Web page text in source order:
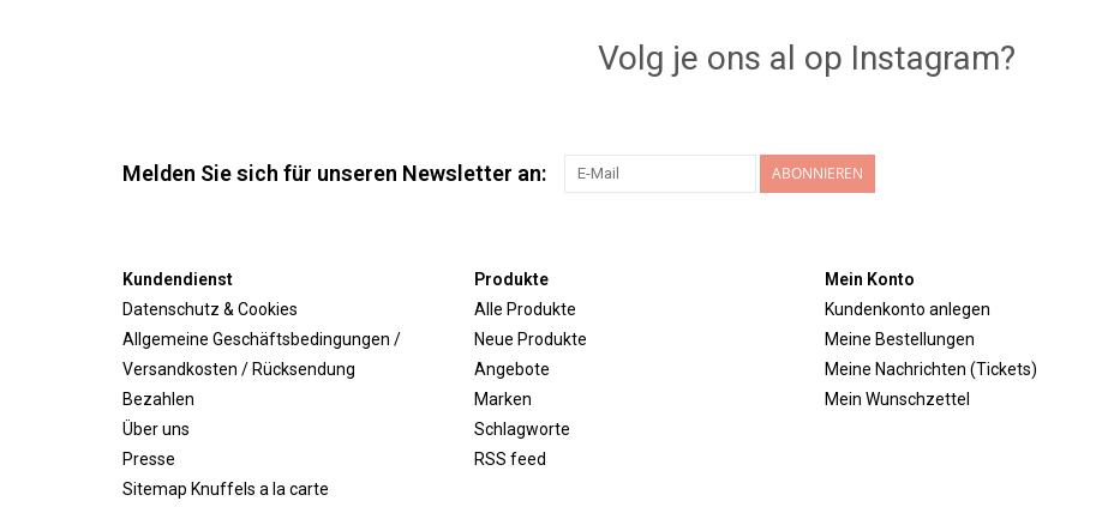
Volg je ons al op Instagram?
Melden Sie sich für unseren Newsletter an: ABONNIEREN
Kundendienst
Datenschutz & Cookies
Allgemeine Geschäftsbedingungen /
Versandkosten / Rücksendung
Bezahlen
Über uns
Presse
Sitemap Knuffels a la carte
Produkte
Alle Produkte
Neue Produkte
Angebote
Marken
Schlagworte
RSS feed
Mein Konto
Kundenkonto anlegen
Meine Bestellungen
Meine Nachrichten (Tickets)
Mein Wunschzettel